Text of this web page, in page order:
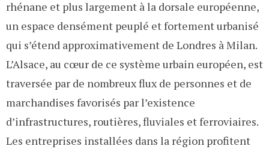
rhénane et plus largement à la dorsale européenne,
un espace densément peuplé et fortement urbanisé
qui s’étend approximativement de Londres à Milan.
L’Alsace, au cœur de ce système urbain européen, est
traversée par de nombreux flux de personnes et de
marchandises favorisés par l’existence
d’infrastructures, routières, fluviales et ferroviaires.
Les entreprises installées dans la région profitent